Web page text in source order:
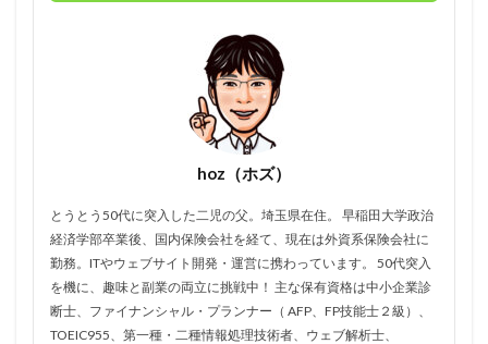
hoz（ホズ）
とうとう50代に突入した二児の父。埼玉県在住。 早稲田大学政治
経済学部卒業後、国内保険会社を経て、現在は外資系保険会社に
勤務。ITやウェブサイト開発・運営に携わっています。 50代突入
を機に、趣味と副業の両立に挑戦中！ 主な保有資格は中小企業診
断士、ファイナンシャル・プランナー（ AFP、FP技能士２級）、
TOEIC955、第一種・二種情報処理技術者、ウェブ解析士、